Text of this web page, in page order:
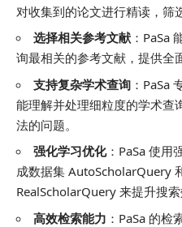
对收集到的论文进行精读，筛
选择相关参考文献 ：PaSa
询最相关的参考文献，提供全
支持复杂学术查询 ：PaSa
能理解并处理细粒度的学术查
法的问题。
强化学习优化：PaSa 使用
成数据集 AutoScholarQuery
RealScholarQuery 来提升搜索
高效检索能力 ：PaSa 的